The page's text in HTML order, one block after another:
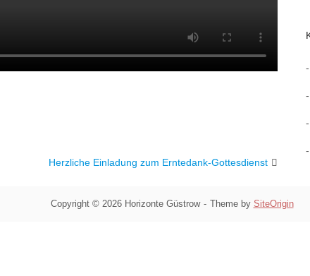
Herzliche Einladung zum Erntedank-Gottesdienst
Copyright © 2026 Horizonte Güstrow Theme by SiteOrigin